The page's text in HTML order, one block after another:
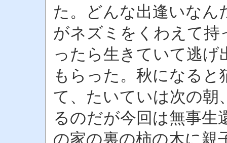
た。どんな出逢いなん
がネズミをくわえて持
ったら生きていて逃
もらった。秋になる
て、たいていは次の朝
るのだが今回は無事生
の家の裏の柿の木に親